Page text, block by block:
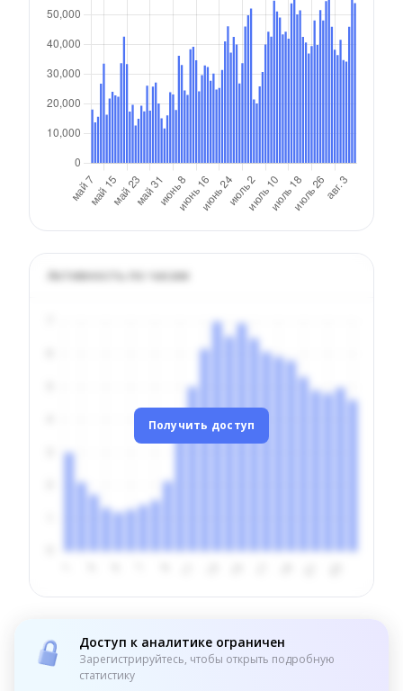
Активность по часам
Получить доступ
Доступ к аналитике ограничен
Зарегистрируйтесь, чтобы открыть подробную
статистику